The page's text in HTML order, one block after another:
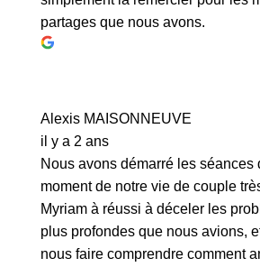
partages que nous avons.
Alexis MAISONNEUVE
il y a 2 ans
Nous avons démarré les séances
moment de notre vie de couple
Myriam à réussi à déceler les
plus profondes que nous avions,
nous faire comprendre comment